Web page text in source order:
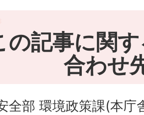
の記事に関
合わせ
全部 環境政策課(本庁